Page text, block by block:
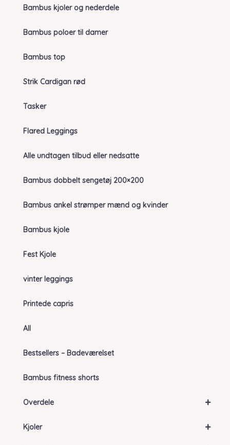
Bambus kjoler og nederdele
Bambus poloer til damer
Bambus top
Strik Cardigan rød
Tasker
Flared Leggings
Alle undtagen tilbud eller nedsatte
Bambus dobbelt sengetøj 200×200
Bambus ankel strømper mænd og kvinder
Bambus kjole
Fest Kjole
vinter leggings
Printede capris
All
Bestsellers – Badeværelset
Bambus fitness shorts
+
Overdele
+
Kjoler